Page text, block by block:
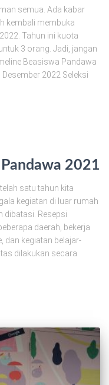
semua. Ada kabar
kembali membuka
Tahun ini kuota
3 orang. Jadi, jangan
Beasiswa Pandawa
2022 Seleksi
2021
satu tahun kita
kegiatan di luar rumah
dibatasi. Resepsi
daerah, bekerja
dan kegiatan belajar-
dilakukan secara